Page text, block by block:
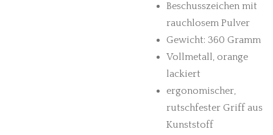
Beschusszeichen mit
rauchlosem Pulver
Gewicht: 360 Gramm
Vollmetall, orange
lackiert
ergonomischer,
rutschfester Griff aus
Kunststoff